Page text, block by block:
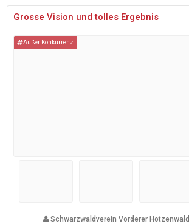
Grosse Vision und tolles Ergebnis
Außer Konkurrenz
Schwarzwaldverein Vorderer Hotzenwald